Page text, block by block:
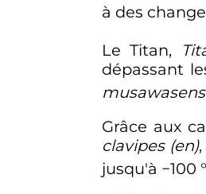
à des
Le Titan,
dépassant
Grâce aux
clavipes (en)
jusqu'à −100